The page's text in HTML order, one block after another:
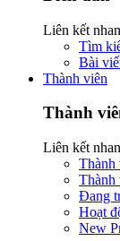
Liên kết
Tìm
Bài
Thành viên
Thành
Liên kết
Thành
Thành
Đang
Hoạt
New